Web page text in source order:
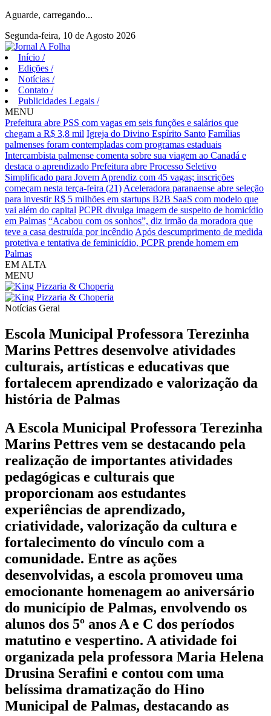
Aguarde, carregando...
Segunda-feira, 10 de Agosto 2026
Início /
Edições /
Notícias /
Contato /
Publicidades Legais /
MENU
Prefeitura abre PSS com vagas em seis funções e salários que
chegam a R$ 3,8 mil Igreja do Divino Espírito Santo Famílias
palmenses foram contempladas com programas estaduais
Intercambista palmense comenta sobre sua viagem ao Canadá e
destaca o aprendizado Prefeitura abre Processo Seletivo
Simplificado para Jovem Aprendiz com 45 vagas; inscrições
começam nesta terça-feira (21) Aceleradora paranaense abre seleção
para investir R$ 5 milhões em startups B2B SaaS com modelo que
vai além do capital PCPR divulga imagem de suspeito de homicídio
em Palmas “Acabou com os sonhos”, diz irmão da moradora que
teve a casa destruída por incêndio Após descumprimento de medida
protetiva e tentativa de feminicídio, PCPR prende homem em
Palmas
EM ALTA
MENU
Notícias Geral
Escola Municipal Professora Terezinha
Marins Pettres desenvolve atividades
culturais, artísticas e educativas que
fortalecem aprendizado e valorização da
história de Palmas
A Escola Municipal Professora Terezinha
Marins Pettres vem se destacando pela
realização de importantes atividades
pedagógicas e culturais que
proporcionam aos estudantes
experiências de aprendizado,
criatividade, valorização da cultura e
fortalecimento do vínculo com a
comunidade. Entre as ações
desenvolvidas, a escola promoveu uma
emocionante homenagem ao aniversário
do município de Palmas, envolvendo os
alunos dos 5º anos A e C dos períodos
matutino e vespertino. A atividade foi
organizada pela professora Maria Helena
Drusina Serafini e contou com uma
belíssima dramatização do Hino
Municipal de Palmas, destacando as